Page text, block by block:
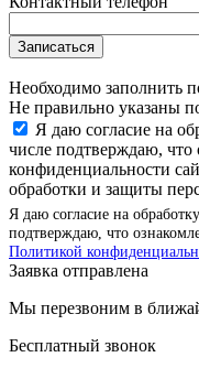
Записаться
Необходимо заполнить
Не правильно указаны
Я даю согласие на
числе подтверждаю, что
конфиденциальности
обработки и защиты
Я даю согласие на
подтверждаю, что
Политикой
Заявка отправлена
Мы перезвоним в
Бесплатный звонок